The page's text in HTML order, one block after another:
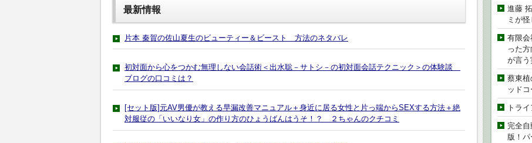
最新情報
片本 秦賀の佐山夏生のビューティー＆ビースト 方法のネタバレ
初対面から心をつかむ無理しない会話術＜出水聡－サトシ－の初対面会話テクニック＞の体験談
ブログの口コミは？
[セット版]元AV男優が教える早漏改善マニュアル＋身近に居る女性と片っ端からSEXする方法＋絶
対服従の「いいなり女」の作り方のひょうばんはうそ！？ ２ちゃんのクチコミ
進藤
ミが
有限会
った
が言う
蔡東植
ッド
トラ
完全
版！